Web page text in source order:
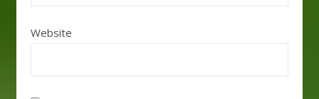
Website